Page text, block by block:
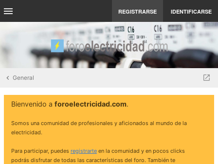
REGISTRARSE IDENTIFICARSE
General
Bienvenido a foroelectricidad.com.
Somos una comunidad de profesionales y aficionados al mundo de la
electricidad.
Para participar, puedes registrarte en la comunidad y en pocos clicks
podrás disfrutar de todas las características del foro. También te